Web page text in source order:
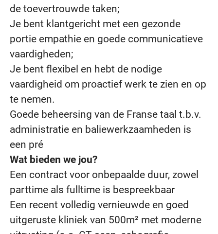
de toevertrouwde taken;
Je bent klantgericht met een gezonde
portie empathie en goede communicatieve
vaardigheden;
Je bent flexibel en hebt de nodige
vaardigheid om proactief werk te zien en op
te nemen.
Goede beheersing van de Franse taal t.b.v.
administratie en baliewerkzaamheden is
een pré
Wat bieden we jou?
Een contract voor onbepaalde duur, zowel
parttime als fulltime is bespreekbaar
Een recent volledig vernieuwde en goed
uitgeruste kliniek van 500m² met moderne